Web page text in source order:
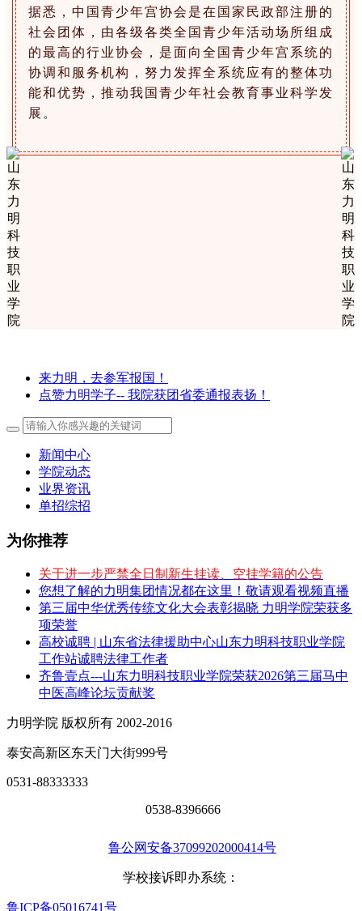
据悉，中国青少年宫协会是在国家民政部注册的
社会团体，由各级各类全国青少年活动场所组成
的最高的行业协会，是面向全国青少年宫系统的
协调和服务机构，努力发挥全系统应有的整体功
能和优势，推动我国青少年社会教育事业科学发
展。
来力明，去参军报国！
点赞力明学子-- 我院获团省委通报表扬！
新闻中心
学院动态
业界资讯
单招综招
为你推荐
关于进一步严禁全日制新生挂读、空挂学籍的公告
您想了解的力明集团情况都在这里！敬请观看视频直播
第三届中华优秀传统文化大会表彰揭晓 力明学院荣获多
项荣誉
高校诚聘 | 山东省法律援助中心山东力明科技职业学院
工作站诚聘法律工作者
齐鲁壹点---山东力明科技职业学院荣获2026第三届马中
中医高峰论坛贡献奖
力明学院 版权所有 2002-2016
泰安高新区东天门大街999号
0531-88333333
0538-8396666
鲁公网安备37099202000414号
学校接诉即办系统：
鲁ICP备05016741号